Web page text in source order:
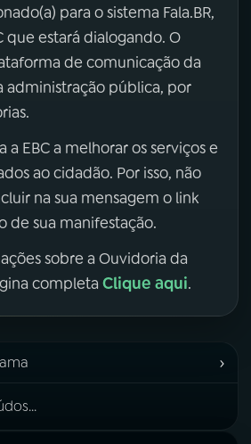
para o sistema Fala.BR,
que estará dialogando. O
de comunicação da
administração pública, por
a EBC a melhorar os serviços e
ao cidadão. Por isso, não
na sua mensagem o link
de sua manifestação.
sobre a Ouvidoria da
completa Clique aqui.
›